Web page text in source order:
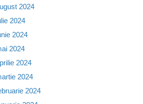
2024
2024
2024
2024
2024
2024
2024